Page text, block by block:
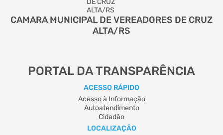
CAMARA MUNICIPAL DE VEREADORES DE CRUZ
ALTA/RS
PORTAL DA TRANSPARÊNCIA
ACESSO RÁPIDO
Acesso à Informação
Autoatendimento
Cidadão
LOCALIZAÇÃO